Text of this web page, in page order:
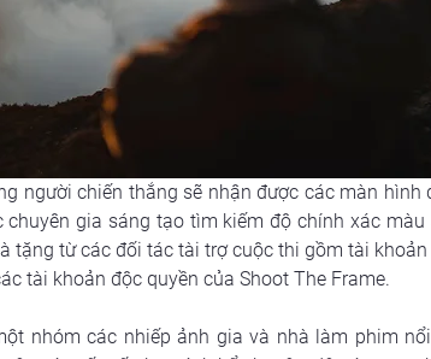
người chiến thắng sẽ nhận được các màn hình
gia sáng tạo tìm kiếm độ chính xác
tặng từ các đối tác tài trợ cuộc thi gồm tài khoản
tài khoản độc quyền của Shoot The Frame.
nhóm các nhiếp ảnh gia và nhà làm phim